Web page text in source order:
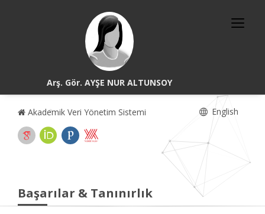
Arş. Gör. AYŞE NUR ALTUNSOY
Akademik Veri Yönetim Sistemi English
Başarılar & Tanınırlık